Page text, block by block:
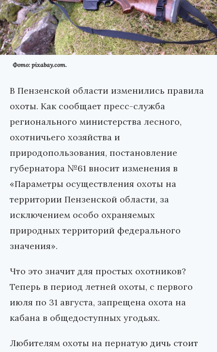
Фото: pixabay.com.
В Пензенской области изменились правила
охоты. Как сообщает пресс-служба
регионального министерства лесного,
охотничьего хозяйства и
природопользования, постановление
губернатора №61 вносит изменения в
«Параметры осуществления охоты на
территории Пензенской области, за
исключением особо охраняемых
природных территорий федерального
значения».
Что это значит для простых охотников?
Теперь в период летней охоты, с первого
июля по 31 августа, запрещена охота на
кабана в общедоступных угодьях.
Любителям охоты на пернатую дичь стоит